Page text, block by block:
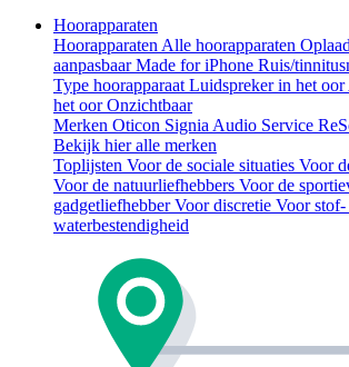
Hoorapparaten
Hoorapparaten Alle hoorapparaten
aanpasbaarMade for iPhone Ruis/
Type hoorapparaat Luidspreker in het oor
het oorOnzichtbaar
Merken Oticon Signia Audio Service
Bekijk hier alle merken
Toplijsten Voor de sociale situaties Voor
Voor de natuurliefhebbers Voor de
gadgetliefhebberVoor discretie Voor stof-
waterbestendigheid